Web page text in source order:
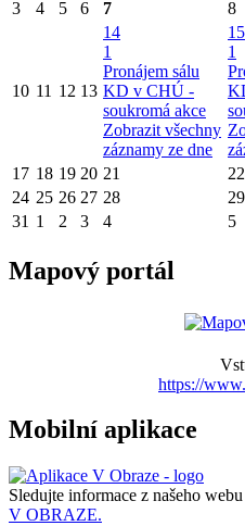
3
4 5 6 7 8
10 11 12 13
14
1
Pronájem sálu
KD v CHÚ -
soukromá akce
Zobrazit všechny
záznamy ze dne
15
1
17 18 19 20 21 22
24 25 26 27 28 29
31 1 2 3 4 5
Mapový portál
https://
Mobilní aplikace
Sledujte informace z našeho
V OBRAZE.